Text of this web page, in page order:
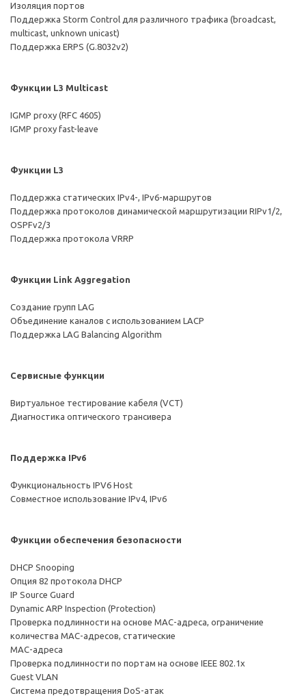
Изоляция портов
Поддержка Storm Control для различного трафика (broadcast,
multicast, unknown unicast)
Поддержка ERPS (G.8032v2)
Функции L3 Multicast
IGMP proxy (RFC 4605)
IGMP proxy fast-leave
Функции L3
Поддержка статических IPv4-, IPv6-маршрутов
Поддержка протоколов динамической маршрутизации RIPv1/2,
OSPFv2/3
Поддержка протокола VRRP
Функции Link Aggregation
Создание групп LAG
Объединение каналов с использованием LACP
Поддержка LAG Balancing Algorithm
Сервисные функции
Виртуальное тестирование кабеля (VCT)
Диагностика оптического трансивера
Поддержка IРv6
Функциональность IPV6 Host
Совместное использование IPv4, IРv6
Функции обеспечения безопасности
DHCP Snooping
Опция 82 протокола DHCP
IP Source Guard
Dynamic ARP Inspection (Protection)
Проверка подлинности на основе MAC-адреса, ограничение
количества MAC-адресов, статические
MAC-адреса
Проверка подлинности по портам на основе IEEE 802.1x
Guest VLAN
Система предотвращения DoS-атак